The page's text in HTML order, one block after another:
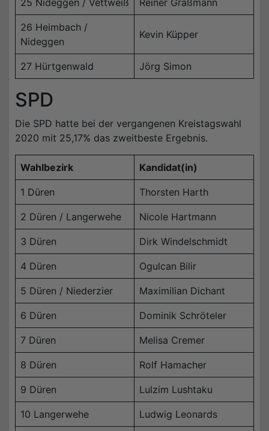
26 Heimbach /
Nideggen
Kevin Küpper
27 Hürtgenwald Jörg Simon
SPD
Die SPD hatte bei der vergangenen Kreistagswahl
2020 mit 25,17% das zweitbeste Ergebnis.
Wahlbezirk Kandidat(in)
1 Düren Thorsten Harth
2 Düren / Langerwehe Nicole Hartmann
3 Düren Dirk Windelschmidt
4 Düren Ogulcan Bilir
5 Düren / Niederzier Maximilian Dichant
6 Düren Dominik Schröteler
7 Düren Melisa Cremer
8 Düren Rolf Hamacher
9 Düren Lulzim Lushtaku
10 Langerwehe Ludwig Leonards